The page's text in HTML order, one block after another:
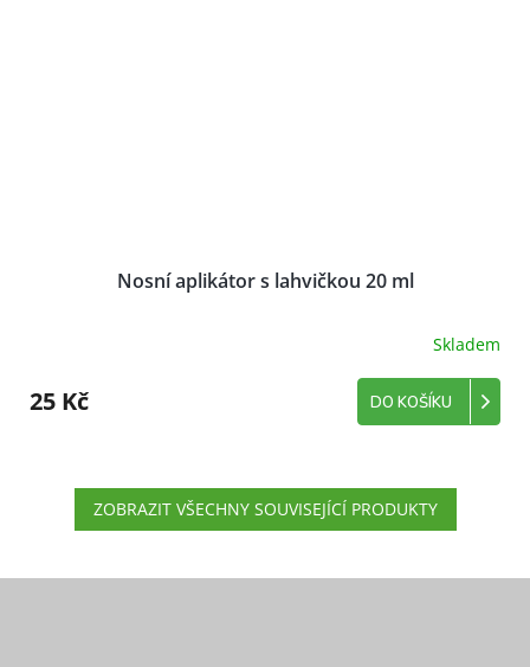
Nosní aplikátor s lahvičkou 20 ml
Skladem
25 Kč DO KOŠÍKU
ZOBRAZIT VŠECHNY SOUVISEJÍCÍ PRODUKTY